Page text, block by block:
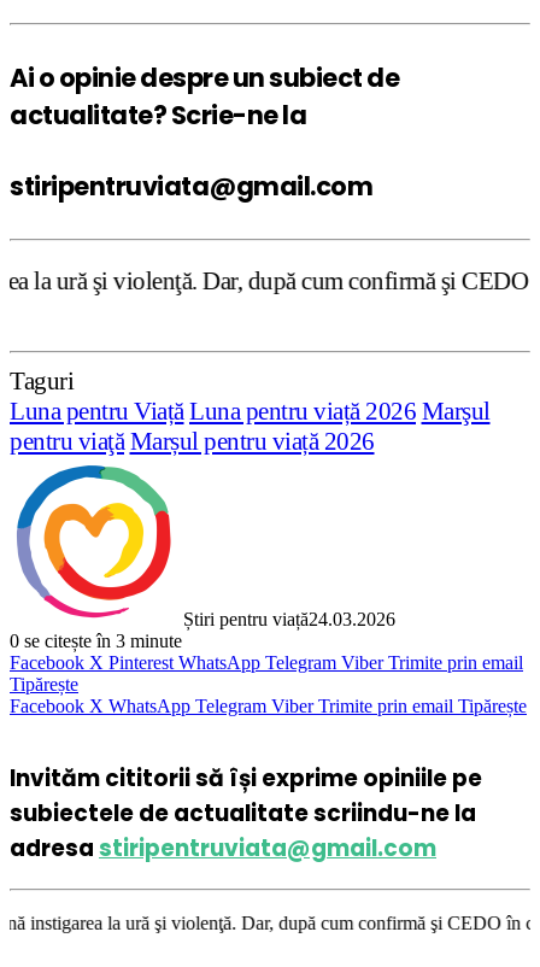
Ai o opinie despre un subiect de
actualitate? Scrie-ne la
stiripentruviata@gmail.com
Dar, după cum confirmă şi CEDO în cazul
Taguri
Luna pentru Viață Luna pentru viață 2026 Marşul
pentru viaţă Marșul pentru viață 2026
Știri pentru viață24.03.2026
0 se citește în 3 minute
Facebook X Pinterest WhatsApp Telegram Viber Trimite prin email
Tipărește
Facebook X WhatsApp Telegram Viber Trimite prin email Tipărește
Invităm cititorii să își exprime opiniile pe
subiectele de actualitate scriindu-ne la
adresastiripentruviata@gmail.com
ură şi violenţă. Dar, după cum confirmă şi CEDO în cazul